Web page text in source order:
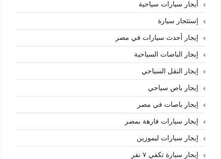
أيجار سيارات سياحية
إستئجار سيارة
إيجار أحدث سيارات في مصر
إيجار الباصات السياحية
إيجار النقل السياحي
إيجار باص سياحي
إيجار باصات في مصر
إيجار سيارات فارهة بمصر
إيجار سيارات ليموزين
إيجار سيارة تكفي ٧ نفر